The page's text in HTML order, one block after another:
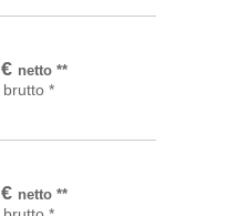
€ netto**
brutto *
In den Warenkorb
€ netto**
In den Warenkorb